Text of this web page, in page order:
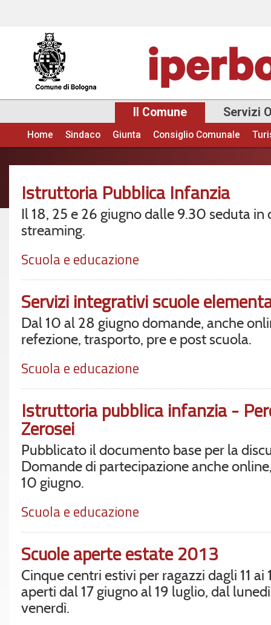
Il Comune Servizi
Menu principale
Home Sindaco Giunta Consiglio Comunale
Istruttoria Pubblica Infanzia
Il 18, 25 e 26 giugno dalle 9.30 seduta in
streaming.
Scuola e educazione
Servizi integrativi scuole
Dal 10 al 28 giugno domande, anche
refezione, trasporto, pre e post scuola.
Scuola e educazione
Istruttoria pubblica infanzia -
Zerosei
Pubblicato il documento base per la
Domande di partecipazione anche
10 giugno.
Scuola e educazione
Scuole aperte estate 2013
Cinque centri estivi per ragazzi dagli 11 ai
aperti dal 17 giugno al 19 luglio, dal
venerdì.